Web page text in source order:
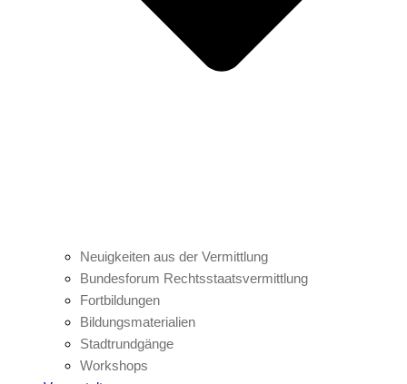
Neuigkeiten aus der Vermittlung
Bundesforum Rechtsstaatsvermittlung
Fortbildungen
Bildungsmaterialien
Stadtrundgänge
Workshops